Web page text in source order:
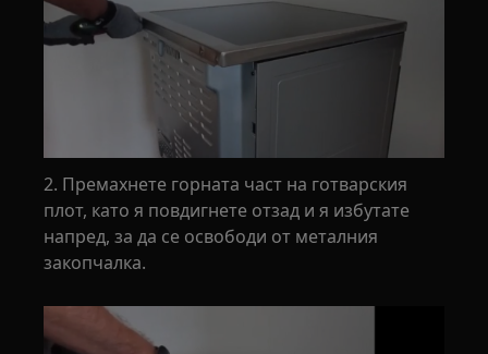
2. Премахнете горната част на готварския
плот, като я повдигнете отзад и я избутате
напред, за да се освободи от металния
закопчалка.